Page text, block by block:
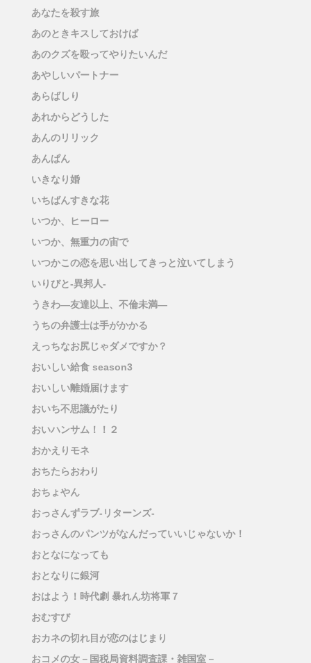
あなたを殺す旅
あのときキスしておけば
あのクズを殴ってやりたいんだ
あやしいパートナー
あらばしり
あれからどうした
あんのリリック
あんぱん
いきなり婚
いちばんすきな花
いつか、ヒーロー
いつか、無重力の宙で
いつかこの恋を思い出してきっと泣いてしまう
いりびと-異邦人-
うきわ―友達以上、不倫未満―
うちの弁護士は手がかかる
えっちなお尻じゃダメですか？
おいしい給食 season3
おいしい離婚届けます
おいち不思議がたり
おいハンサム！！２
おかえりモネ
おちたらおわり
おちょやん
おっさんずラブ-リターンズ-
おっさんのパンツがなんだっていいじゃないか！
おとなになっても
おとなりに銀河
おはよう！時代劇 暴れん坊将軍７
おむすび
おカネの切れ目が恋のはじまり
おコメの女－国税局資料調査課・雑国室－